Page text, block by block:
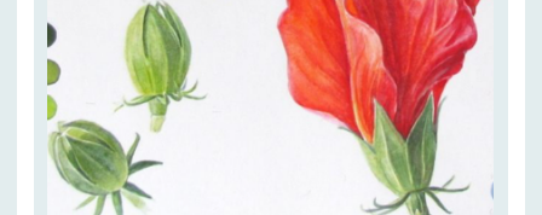
5 урок
Букет пионов.
Абстракция